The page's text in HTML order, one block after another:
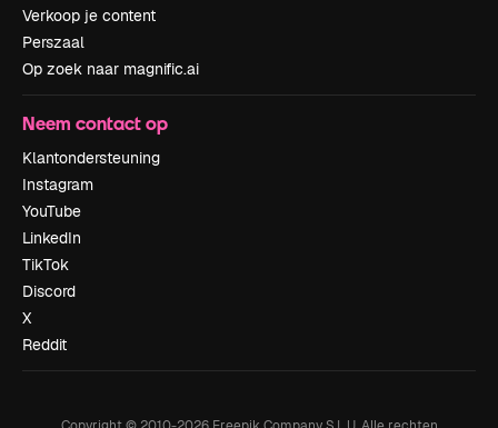
Verkoop je content
Perszaal
Op zoek naar magnific.ai
Neem contact op
Klantondersteuning
Instagram
YouTube
LinkedIn
TikTok
Discord
X
Reddit